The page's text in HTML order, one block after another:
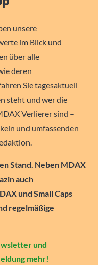
unsere
im Blick und
über alle
deren
Sie tagesaktuell
steht und wer die
Verlierer sind –
und umfassenden
Stand. Neben MDAX
auch
und Small Caps
regelmäßige
und
mehr!